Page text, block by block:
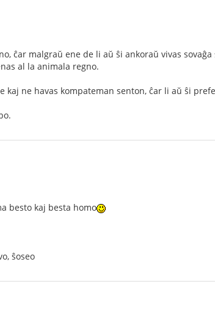
ĉar malgraŭ ene de li aŭ ŝi ankoraŭ vivas
al la animala regno.
kaj ne havas kompateman senton, ĉar li aŭ ŝi
besto kaj besta homo
ŝoseo